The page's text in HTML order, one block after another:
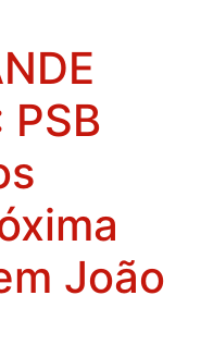
PSB
João